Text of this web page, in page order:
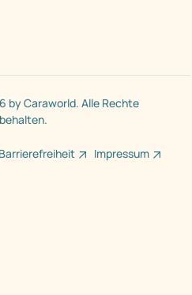
by Caraworld. Alle Rechte
Barrierefreiheit Impressum